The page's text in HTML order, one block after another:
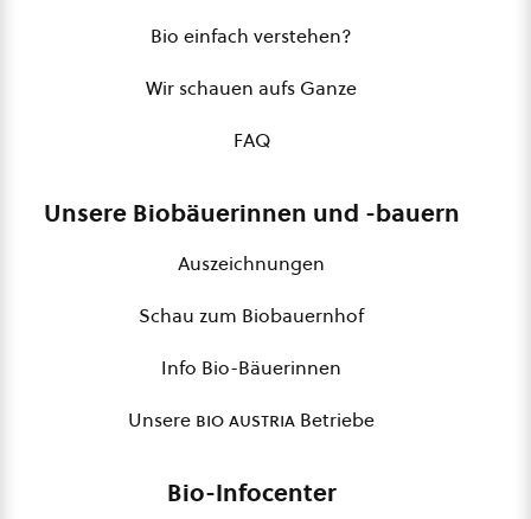
Bio einfach verstehen?
Wir schauen aufs Ganze
FAQ
Unsere Biobäuerinnen und -bauern
Auszeichnungen
Schau zum Biobauernhof
Info Bio-Bäuerinnen
Unsere bio austria Betriebe
Bio-Infocenter